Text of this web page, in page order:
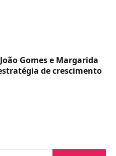
Gomes e Margarida
de crescimento